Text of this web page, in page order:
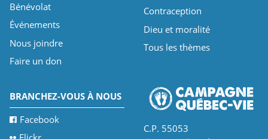
Bénévolat
Événements
Nous joindre
Faire un don
Contraception
Dieu et moralité
Tous les thèmes
BRANCHEZ-VOUS À NOUS
Facebook
C.P. 55053